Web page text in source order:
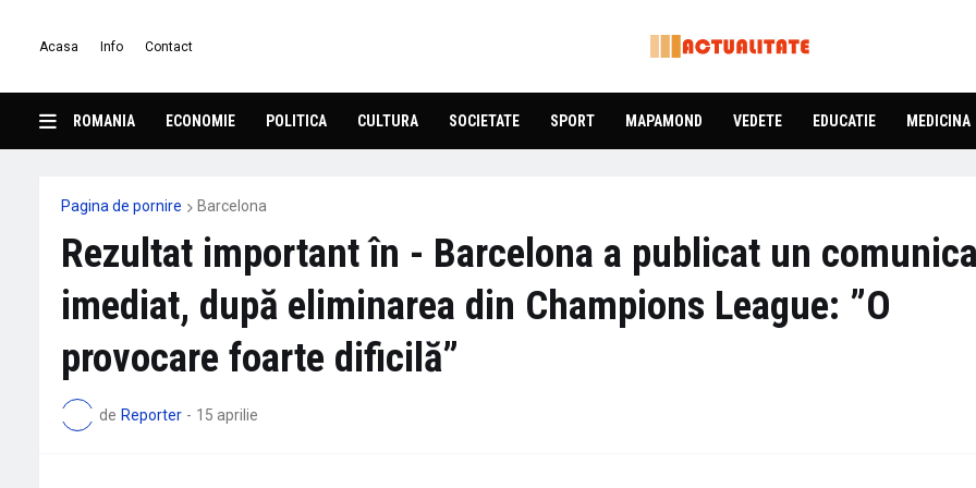
Acasa Info Contact
ROMANIA ECONOMIE POLITICA CULTURA SOCIETATE SPORT MAPAMOND VEDETE EDUCATIE MEDICINA
Pagina de pornire Barcelona
Rezultat important în - Barcelona a publicat un
imediat, după eliminarea din Champions League: ”O
provocare foarte dificilă”
de Reporter - 15 aprilie